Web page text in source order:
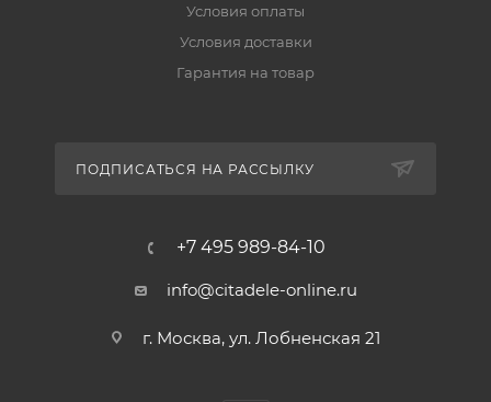
Условия оплаты
Условия доставки
Гарантия на товар
ПОДПИСАТЬСЯ НА РАССЫЛКУ
+7 495 989-84-10
info@citadele-online.ru
г. Москва, ул. Лобненская 21